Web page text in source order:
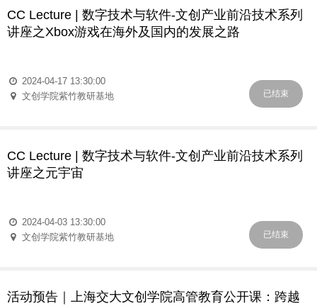
CC Lecture | 数字技术与软件-文创产业前沿技术系列
讲座之Xbox游戏在海外及国内的发展之路
2024-04-17 13:30:00
文创学院紫竹教研基地
已结束
CC Lecture | 数字技术与软件-文创产业前沿技术系列
讲座之元宇宙
2024-04-03 13:30:00
文创学院紫竹教研基地
已结束
活动预告｜上海交大文创学院高管教育公开课：跨越